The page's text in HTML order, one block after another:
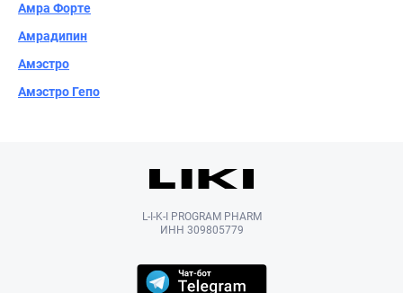
Амра Форте
Амрадипин
Амэстро
Амэстро Гепо
L-I-K-I PROGRAM PHARM
ИНН 309805779